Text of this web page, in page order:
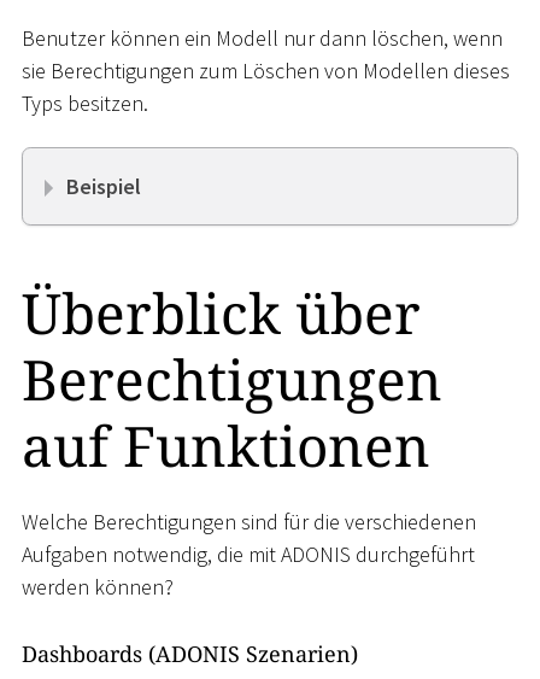
Benutzer können ein Modell nur dann löschen, wenn
sie Berechtigungen zum Löschen von Modellen dieses
Typs besitzen.
Beispiel
Überblick über
Berechtigungen
auf Funktionen
Welche Berechtigungen sind für die verschiedenen
Aufgaben notwendig, die mit ADONIS durchgeführt
werden können?
Dashboards (ADONIS Szenarien)